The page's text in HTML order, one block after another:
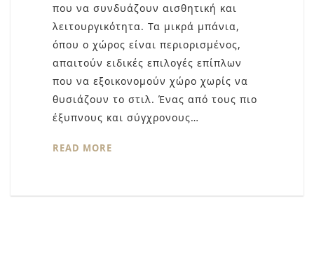
που να συνδυάζουν αισθητική και
λειτουργικότητα. Τα μικρά μπάνια,
όπου ο χώρος είναι περιορισμένος,
απαιτούν ειδικές επιλογές επίπλων
που να εξοικονομούν χώρο χωρίς να
θυσιάζουν το στιλ. Ένας από τους πιο
έξυπνους και σύγχρονους…
READ MORE